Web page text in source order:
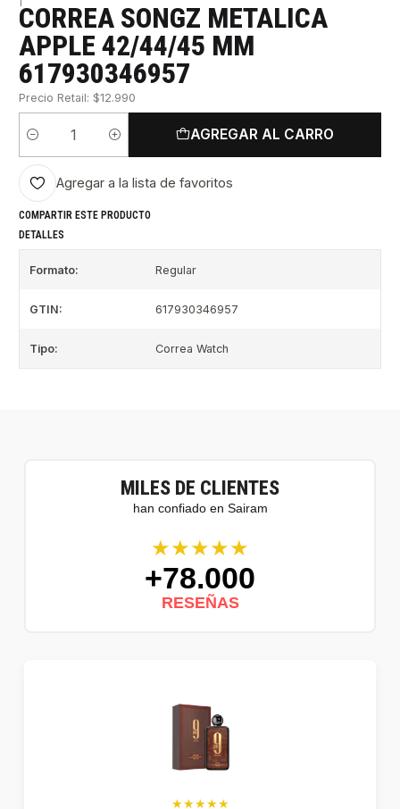
CORREA SONGZ METALICA
APPLE 42/44/45 MM
617930346957
Precio Retail: $12.990
Cantidad
AGREGAR AL CARRO
Agregar a la lista de favoritos
COMPARTIR ESTE PRODUCTO
DETALLES
Formato: Regular
GTIN: 617930346957
Tipo: Correa Watch
MILES DE CLIENTES
han confiado en Sairam
★★★★★
+78.000
RESEÑAS
★★★★★